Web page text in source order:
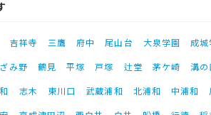
吉祥寺 三鷹 府中 尾山台 大泉学園 成
み野 鶴見 平塚 戸塚 辻堂 茅ケ崎
溝の
志木 東川口 武蔵浦和 北浦和 中浦和